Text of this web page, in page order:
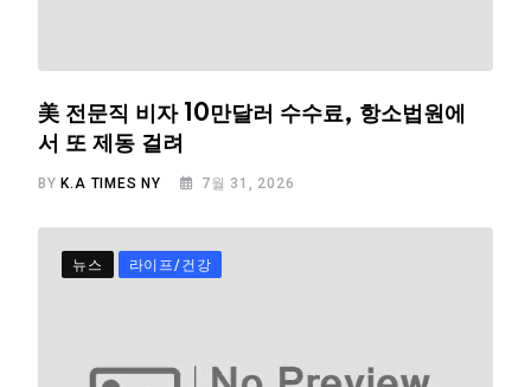
美 전문직 비자 10만달러 수수료, 항소법원에
서 또 제동 걸려
BY K.A TIMES NY 7월 31, 2026
뉴스 라이프/건강